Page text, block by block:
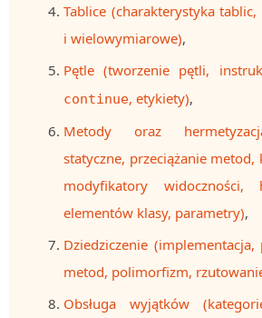
TESTOWANIE
EXCEL
WYDARZENIA
PO GODZINACH
KONTAKT
Tablice (charakterystyka
i wielowymiarowe),
Pętle (tworzenie pętli,
continue, etykiety),
Metody oraz
statyczne, przeciążanie metod,
modyfikatory widoczności,
elementów klasy, parametry),
Dziedziczenie (implementacja,
metod, polimorfizm,
Obsługa wyjątków